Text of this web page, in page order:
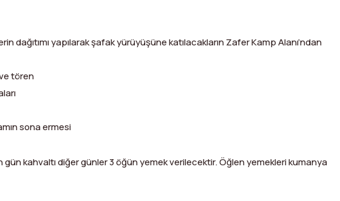
dağıtımı yapılarak şafak yürüyüşüne katılacakların Zafer Kamp Alanı’ndan
tören
sona ermesi
gün kahvaltı diğer günler 3 öğün yemek verilecektir. Öğlen yemekleri kumanya